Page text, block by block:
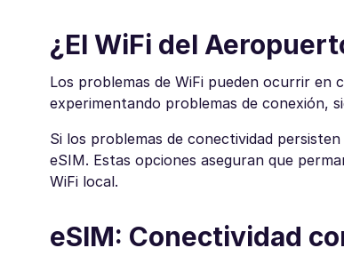
¿El WiFi del
Los problemas de WiFi pueden ocurrir
experimentando problemas de conexión,
Si los problemas de conectividad
eSIM. Estas opciones aseguran que
WiFi local.
eSIM: Conectividad